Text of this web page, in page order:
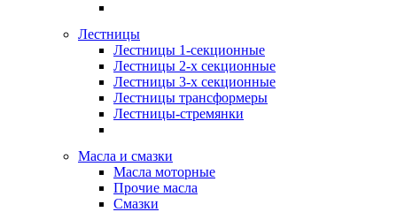
Лестницы
Лестницы 1-секционные
Лестницы 2-х секционные
Лестницы 3-х секционные
Лестницы трансформеры
Лестницы-стремянки
Масла и смазки
Масла моторные
Прочие масла
Смазки